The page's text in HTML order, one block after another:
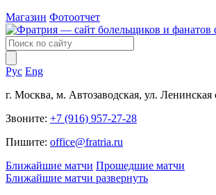
Магазин Фотоотчет
Рус Eng
г. Москва, м. Автозаводская, ул.
Звоните: +7 (916) 957-27-28
Пишите: office@fratria.ru
Ближайшие матчи Прошедшие матчи
Ближайшие матчи развернуть